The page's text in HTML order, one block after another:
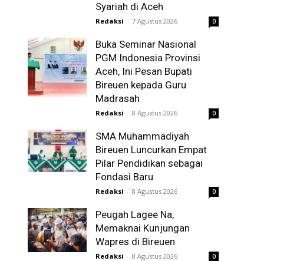
Syariah di Aceh
Redaksi - 7 Agustus 2026 0
Buka Seminar Nasional
PGM Indonesia Provinsi
Aceh, Ini Pesan Bupati
Bireuen kepada Guru
Madrasah
Redaksi - 8 Agustus 2026 0
SMA Muhammadiyah
Bireuen Luncurkan Empat
Pilar Pendidikan sebagai
Fondasi Baru
Redaksi - 8 Agustus 2026 0
Peugah Lagee Na,
Memaknai Kunjungan
Wapres di Bireuen
Redaksi - 8 Agustus 2026 0